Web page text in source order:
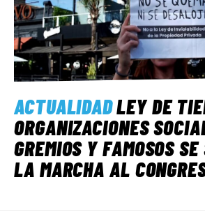
ACTUALIDADLEY DE
ORGANIZACIONES
GREMIOS Y FAMOSOS
LA MARCHA AL